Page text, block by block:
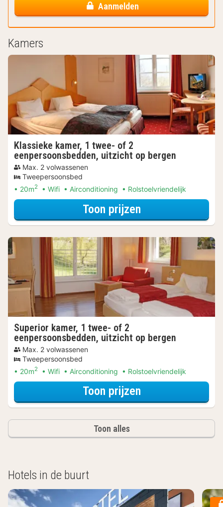
Aanmelden
Kamers
Klassieke kamer, 1 twee- of 2
eenpersoonsbedden, uitzicht op bergen
Max. 2 volwassenen
Tweepersoonsbed
20m2 Wifi Airconditioning Rolstoelvriendelijk
Toon prijzenvoor Klassieke
Superior kamer, 1 twee- of 2
eenpersoonsbedden, uitzicht op bergen
Max. 2 volwassenen
Tweepersoonsbed
20m2 Wifi Airconditioning Rolstoelvriendelijk
Toon prijzenvoor Superior
Toon alles
Hotels in de buurt